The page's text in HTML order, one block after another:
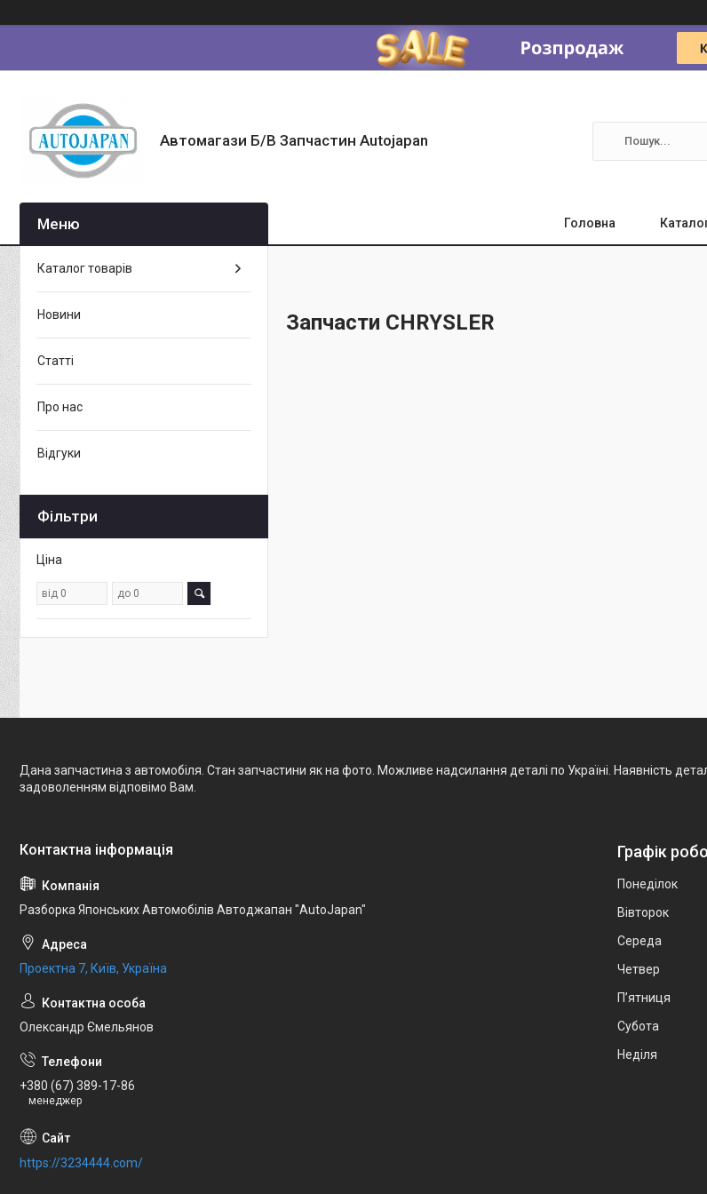
Автомагази Б/В Запчастин Autojapan
Головна
Запчасти CHRYSLER
Каталог товарів
Новини
Статті
Про нас
Відгуки
Фільтри
Ціна
Дана запчастина з автомобіля. Стан запчастини як на фото. Можливе надсилання деталі по Україні. Наявність
задоволенням відповімо Вам.
Разборка Японських Автомобілів Автоджапан "AutoJapan"
Проектна 7, Київ, Україна
Олександр Ємельянов
+380 (67) 389-17-86
менеджер
https://3234444.com/
Графік
Понеділок
Вівторок
Середа
Четвер
Пʼятниця
Субота
Неділя